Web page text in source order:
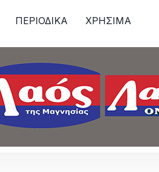
ΠΕΡΙΟΔΙΚΑ ΧΡΗΣΙΜΑ